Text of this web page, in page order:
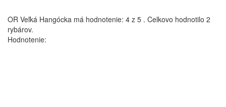
OR Veľká Hangócka má hodnotenie: 4 z 5 . Celkovo hodnotilo 2
rybárov.
Hodnotenie: